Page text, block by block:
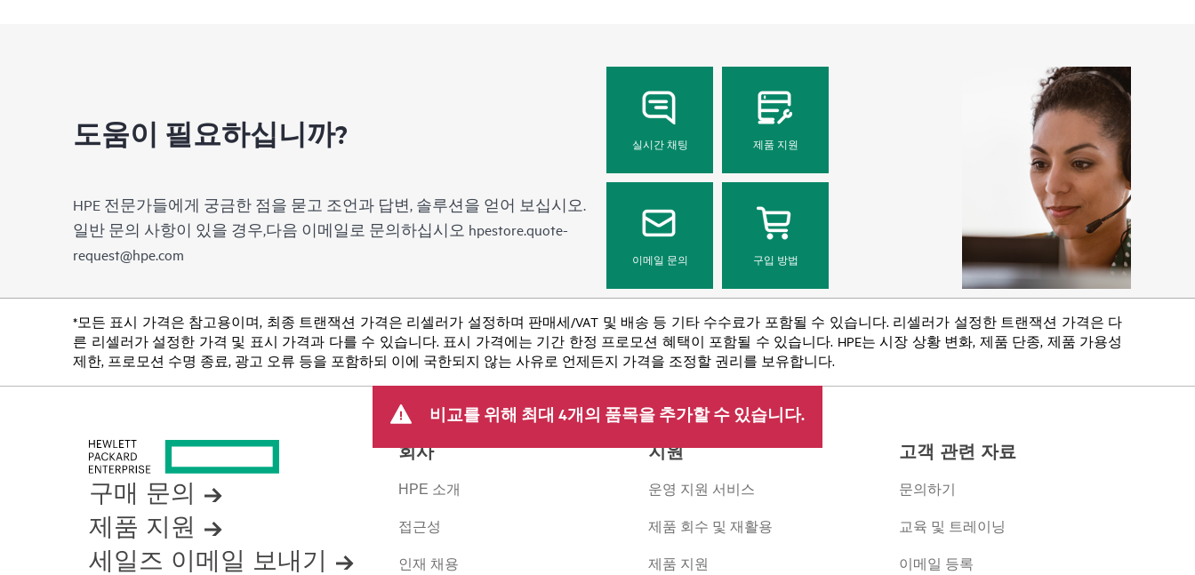
도움이 필요하십니까?
HPE 전문가들에게 궁금한 점을 묻고 조언과 답변, 솔루션을 얻어 보십시오.
일반 문의 사항이 있을 경우,다음 이메일로 문의하십시오 hpestore.quote-
request@hpe.com
실시간 채팅 제품 지원
이메일 문의 구입 방법
*모든 표시 가격은 참고용이며, 최종 트랜잭션 가격은 리셀러가 설정하며 판매세/VAT 및 배송 등 기타 수수료가 포함될 수 있습니다. 리셀러가 설정한 트랜잭션 가격은 다
른 리셀러가 설정한 가격 및 표시 가격과 다를 수 있습니다. 표시 가격에는 기간 한정 프로모션 혜택이 포함될 수 있습니다. HPE는 시장 상황 변화, 제품 단종, 제품 가용성
제한, 프로모션 수명 종료, 광고 오류 등을 포함하되 이에 국한되지 않는 사유로 언제든지 가격을 조정할 권리를 보유합니다.
비교를 위해 최대 4개의 품목을 추가할 수 있습니다.
구매 문의
제품 지원
세일즈 이메일 보내기
회사
HPE 소개
접근성
인재 채용
지원
운영 지원 서비스
제품 회수 및 재활용
제품 지원
고객 관련 자료
문의하기
교육 및 트레이닝
이메일 등록